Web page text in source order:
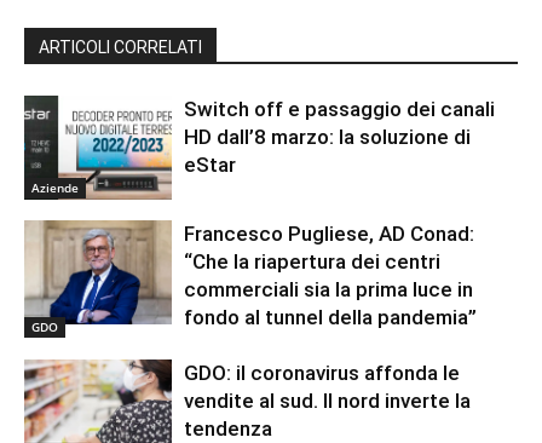
ARTICOLI CORRELATI
Aziende
Switch off e passaggio dei canali
HD dall’8 marzo: la soluzione di
eStar
GDO
Francesco Pugliese, AD Conad:
“Che la riapertura dei centri
commerciali sia la prima luce in
fondo al tunnel della pandemia”
GDO: il coronavirus affonda le
vendite al sud. Il nord inverte la
tendenza